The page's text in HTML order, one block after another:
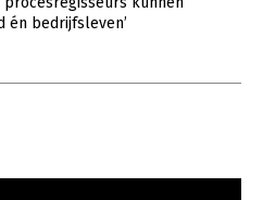
én bedrijfsleven’